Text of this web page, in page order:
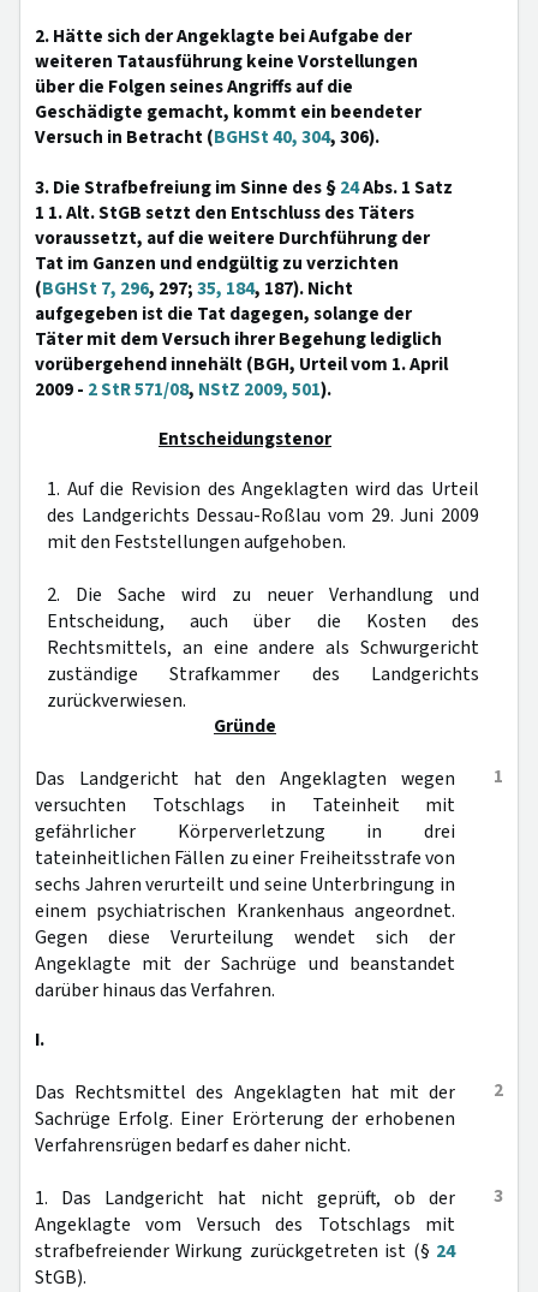
2. Hätte sich der Angeklagte bei Aufgabe der
weiteren Tatausführung keine Vorstellungen
über die Folgen seines Angriffs auf die
Geschädigte gemacht, kommt ein beendeter
Versuch in Betracht (BGHSt 40, 304, 306).
3. Die Strafbefreiung im Sinne des §24Abs. 1 Satz
1 1. Alt. StGB setzt den Entschluss des Täters
voraussetzt, auf die weitere Durchführung der
Tat im Ganzen und endgültig zu verzichten
(BGHSt 7, 296, 297;35, 184, 187). Nicht
aufgegeben ist die Tat dagegen, solange der
Täter mit dem Versuch ihrer Begehung lediglich
vorübergehend innehält (BGH, Urteil vom 1. April
2009 - 2 StR 571/08, NStZ 2009, 501).
Entscheidungstenor
1. Auf die Revision des Angeklagten wird das Urteil
des Landgerichts Dessau-Roßlau vom 29. Juni 2009
mit den Feststellungen aufgehoben.
2. Die Sache wird zu neuer Verhandlung und
Entscheidung, auch über die Kosten des
Rechtsmittels, an eine andere als Schwurgericht
zuständige Strafkammer des Landgerichts
zurückverwiesen.
Gründe
1
Das Landgericht hat den Angeklagten wegen
versuchten Totschlags in Tateinheit mit
gefährlicher Körperverletzung in drei
tateinheitlichen Fällen zu einer Freiheitsstrafe von
sechs Jahren verurteilt und seine Unterbringung in
einem psychiatrischen Krankenhaus angeordnet.
Gegen diese Verurteilung wendet sich der
Angeklagte mit der Sachrüge und beanstandet
darüber hinaus das Verfahren.
I.
2
Das Rechtsmittel des Angeklagten hat mit der
Sachrüge Erfolg. Einer Erörterung der erhobenen
Verfahrensrügen bedarf es daher nicht.
3
1. Das Landgericht hat nicht geprüft, ob der
Angeklagte vom Versuch des Totschlags mit
strafbefreiender Wirkung zurückgetreten ist (§ 24
StGB).